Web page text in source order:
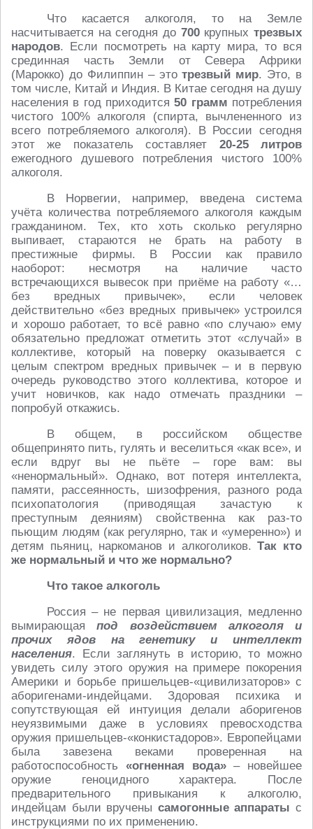
Что касается алкоголя, то на Земле
насчитывается на сегодня до 700крупныхтрезвых
народов. Если посмотреть на карту мира, то вся
срединная часть Земли от Севера Африки
(Марокко) до Филиппин – этотрезвый мир. Это, в
том числе, Китай и Индия. В Китае сегодня на душу
населения в год приходится50 грамм потребления
чистого 100% алкоголя (спирта, вычлененного из
всего потребляемого алкоголя). В России сегодня
этот же показатель составляет 20-25 литров
ежегодного душевого потребления чистого 100%
алкоголя.
В Норвегии, например, введена система
учёта количества потребляемого алкоголя каждым
гражданином. Тех, кто хоть сколько регулярно
выпивает, стараются не брать на работу в
престижные фирмы. В России как правило
наоборот: несмотря на наличие часто
встречающихся вывесок при приёме на работу «…
без вредных привычек», если человек
действительно «без вредных привычек» устроился
и хорошо работает, то всё равно «по случаю» ему
обязательно предложат отметить этот «случай» в
коллективе, который на поверку оказывается с
целым спектром вредных привычек – и в первую
очередь руководство этого коллектива, которое и
учит новичков, как надо отмечать праздники –
попробуй откажись.
В общем, в российском обществе
общепринято пить, гулять и веселиться «как все», и
если вдруг вы не пьёте – горе вам: вы
«ненормальный». Однако, вот потеря интеллекта,
памяти, рассеянность, шизофрения, разного рода
психопатология (приводящая зачастую к
преступным деяниям) свойственна как раз-то
пьющим людям (как регулярно, так и «умеренно») и
детям пьяниц, наркоманов и алкоголиков.Так кто
же нормальный и что же нормально?
Что такое алкоголь
Россия – не первая цивилизация, медленно
вымирающаяпод воздействием алкоголя и
прочих ядов на генетику и интеллект
населения. Если заглянуть в историю, то можно
увидеть силу этого оружия на примере покорения
Америки и борьбе пришельцев-«цивилизаторов» с
аборигенами-индейцами. Здоровая психика и
сопутствующая ей интуиция делали аборигенов
неуязвимыми даже в условиях превосходства
оружия пришельцев-«конкистадоров». Европейцами
была завезена веками проверенная на
работоспособность «огненная вода»– новейшее
оружие геноцидного характера. После
предварительного привыкания к алкоголю,
индейцам были вручены самогонные аппараты с
инструкциями по их применению.